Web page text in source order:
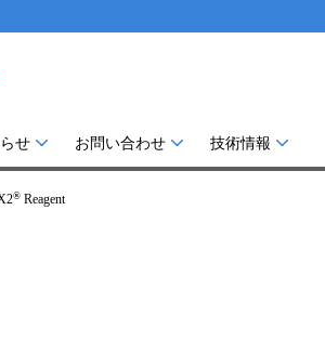
せ お問い合わせ 技術情報
® Reagent